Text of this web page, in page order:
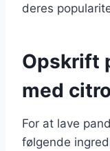
deres
Opskrift
med
For at lave
følgende